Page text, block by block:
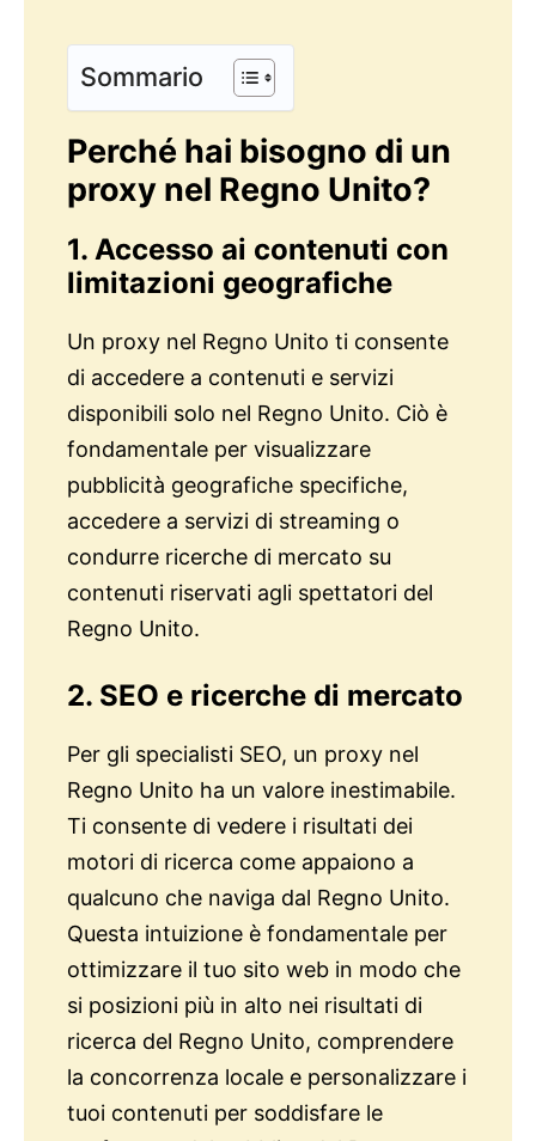
Sommario
Perché hai bisogno di un
proxy nel Regno Unito?
1. Accesso ai contenuti con
limitazioni geografiche
Un proxy nel Regno Unito ti consente
di accedere a contenuti e servizi
disponibili solo nel Regno Unito. Ciò è
fondamentale per visualizzare
pubblicità geografiche specifiche,
accedere a servizi di streaming o
condurre ricerche di mercato su
contenuti riservati agli spettatori del
Regno Unito.
2. SEO e ricerche di mercato
Per gli specialisti SEO, un proxy nel
Regno Unito ha un valore inestimabile.
Ti consente di vedere i risultati dei
motori di ricerca come appaiono a
qualcuno che naviga dal Regno Unito.
Questa intuizione è fondamentale per
ottimizzare il tuo sito web in modo che
si posizioni più in alto nei risultati di
ricerca del Regno Unito, comprendere
la concorrenza locale e personalizzare i
tuoi contenuti per soddisfare le